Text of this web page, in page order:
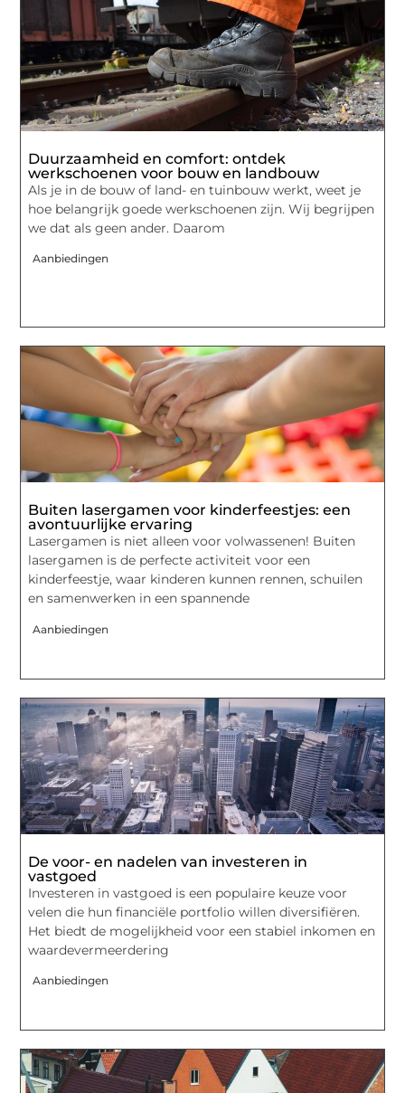
Duurzaamheid en comfort: ontdek
werkschoenen voor bouw en landbouw
Als je in de bouw of land- en tuinbouw werkt, weet je
hoe belangrijk goede werkschoenen zijn. Wij begrijpen
we dat als geen ander. Daarom
Aanbiedingen
Buiten lasergamen voor kinderfeestjes: een
avontuurlijke ervaring
Lasergamen is niet alleen voor volwassenen! Buiten
lasergamen is de perfecte activiteit voor een
kinderfeestje, waar kinderen kunnen rennen, schuilen
en samenwerken in een spannende
Aanbiedingen
De voor- en nadelen van investeren in
vastgoed
Investeren in vastgoed is een populaire keuze voor
velen die hun financiële portfolio willen diversifiëren.
Het biedt de mogelijkheid voor een stabiel inkomen en
waardevermeerdering
Aanbiedingen